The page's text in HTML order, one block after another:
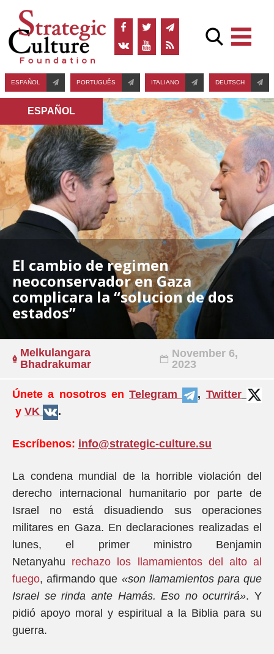
ESPAÑOL PORTUGUÊS ITALIANO DEUTSCH
ESPAÑOL
El cambio de regimen
neoconservador en Gaza
complicara la “solucion de dos
estados”
Melkulangara
Bhadrakumar
November 6,
2023
Únete a nosotros en Telegram , Twitter
y VK .
Escríbenos: info@strategic-culture.su
La condena mundial de la horrible violación del
derecho internacional humanitario por parte de
Israel no está disuadiendo sus operaciones
militares en Gaza. En declaraciones realizadas el
lunes, el primer ministro Benjamin
Netanyahu rechazo los llamamientos del alto al
fuego, afirmando que «son llamamientos para que
Israel se rinda ante Hamás. Eso no ocurrirá». Y
pidió apoyo moral y espiritual a la Biblia para su
guerra.